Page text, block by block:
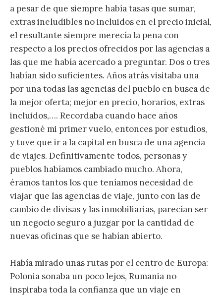
a pesar de que siempre había tasas que sumar,
extras ineludibles no incluidos en el precio inicial,
el resultante siempre merecía la pena con
respecto a los precios ofrecidos por las agencias a
las que me había acercado a preguntar. Dos o tres
habían sido suficientes. Años atrás visitaba una
por una todas las agencias del pueblo en busca de
la mejor oferta; mejor en precio, horarios, extras
incluidos,…. Recordaba cuando hace años
gestioné mi primer vuelo, entonces por estudios,
y tuve que ir a la capital en busca de una agencia
de viajes. Definitivamente todos, personas y
pueblos habíamos cambiado mucho. Ahora,
éramos tantos los que teníamos necesidad de
viajar que las agencias de viaje, junto con las de
cambio de divisas y las inmobiliarias, parecían ser
un negocio seguro a juzgar por la cantidad de
nuevas oficinas que se habían abierto.
Había mirado unas rutas por el centro de Europa:
Polonia sonaba un poco lejos, Rumania no
inspiraba toda la confianza que un viaje en